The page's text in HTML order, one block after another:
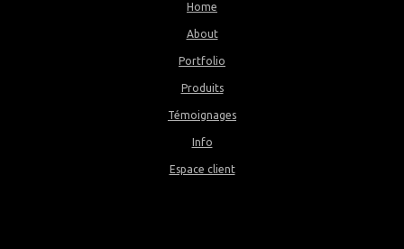
Home
About
Portfolio
Produits
Témoignages
Info
Espace client